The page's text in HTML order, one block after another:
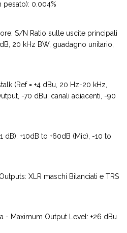
pesato): 0.004%
S/N Ratio sulle uscite principali
20 kHz BW, guadagno unitario,
(Ref = +4 dBu, 20 Hz-20 kHz,
-70 dBu; canali adiacenti, -90
dB): +10dB to +60dB (Mic), -10 to
XLR maschi Bilanciati e TRS
- Maximum Output Level: +26 dBu